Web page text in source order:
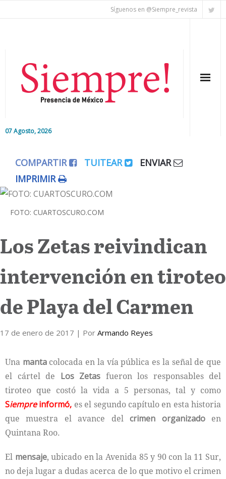
Síguenos en @Siempre_revista
07 Agosto, 2026
Editorial
Nacional
Internacional
Cultura
COMPARTIR TUITEAR
ENVIAR
IMPRIMIR
FOTO: CUARTOSCURO.COM
Los Zetas reivindican
intervención en tiroteo
de Playa del Carmen
17 de enero de 2017 | Por Armando Reyes
Una mantacolocada en la vía pública es la señal de que
el cártel de Los Zetas fueron los responsables del
tiroteo que costó la vida a 5 personas, tal y como
Siempreinformó, es el segundo capítulo en esta historia
que muestra el avance delcrimen organizadoen
Quintana Roo.
El mensaje, ubicado en la Avenida 85 y 90 con la 11 Sur,
no deja lugar a dudas acerca de lo que motivo el crimen